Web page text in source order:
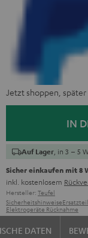
Jetzt shoppen, später
IN
Auf Lager , in 3 – 5
Sicher einkaufen mit 8
inkl. kostenlosem
Hersteller: Teufel
Sicherheitshinweise
Elektrogeräte Rücknahme
DATEN